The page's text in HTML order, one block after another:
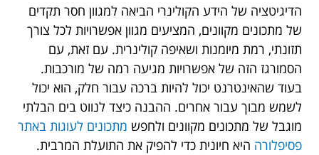
הדיגיטציה של הידע הקולינרי הביאה למגוון חסר תקדים
של מתכונים מקוונים, המציעים מגוון אפשרויות לכל צורך
תזונתי, רמת מיומנות ושאיפה קולינרית. עם זאת, עם
הסמורגז הזה של אפשרויות מגיעה רמה של מורכבות.
בעוד שהאינטרנט יכול להיות ברכה עבור חלק, הוא יכול
לשמש מבוך עבור אחרים. ההבנה כיצד לנווט בים הבלתי
מוגבל של מתכונים מקוונים ולחפש מתכונים לעוגות באתר
פסיפלורה היא חיונית כדי להפיק את התועלת המרבית.